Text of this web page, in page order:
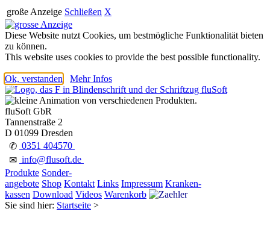
große Anzeige Schließen X
Diese Website nutzt Cookies, um bestmögliche Funktionalität bieten
zu können.
This website uses cookies to provide the best possible functionality.
Ok, verstanden Mehr Infos
fluSoft GbR
Tannenstraße 2
D 01099 Dresden
✆ 0351 404570
✉ info@flusoft.de
Produkte Sonder-
angebote Shop Kontakt Links Impressum Kranken-
kassen Download Videos Warenkorb
Sie sind hier: Startseite >